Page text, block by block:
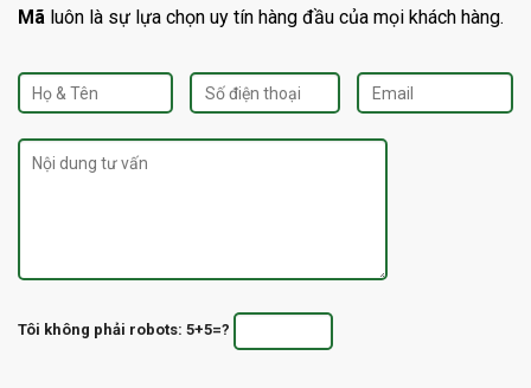
Mã luôn là sự lựa chọn uy tín hàng đầu của mọi khách hàng.
Tôi không phải robots: 5+5=?